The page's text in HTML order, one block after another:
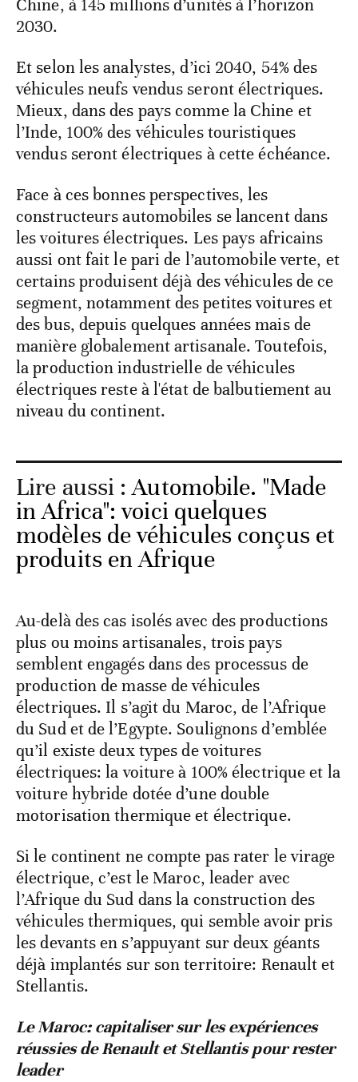
Chine, à 145 millions d’unités à l’horizon
2030.
Et selon les analystes, d’ici 2040, 54% des
véhicules neufs vendus seront électriques.
Mieux, dans des pays comme la Chine et
l’Inde, 100% des véhicules touristiques
vendus seront électriques à cette échéance.
Face à ces bonnes perspectives, les
constructeurs automobiles se lancent dans
les voitures électriques. Les pays africains
aussi ont fait le pari de l’automobile verte, et
certains produisent déjà des véhicules de ce
segment, notamment des petites voitures et
des bus, depuis quelques années mais de
manière globalement artisanale. Toutefois,
la production industrielle de véhicules
électriques reste à l'état de balbutiement au
niveau du continent.
Lire aussi :Automobile. "Made
in Africa": voici quelques
modèles de véhicules conçus et
produits en Afrique
Au-delà des cas isolés avec des productions
plus ou moins artisanales, trois pays
semblent engagés dans des processus de
production de masse de véhicules
électriques. Il s’agit du Maroc, de l’Afrique
du Sud et de l’Egypte. Soulignons d’emblée
qu’il existe deux types de voitures
électriques: la voiture à 100% électrique et la
voiture hybride dotée d’une double
motorisation thermique et électrique.
Si le continent ne compte pas rater le virage
électrique, c’est le Maroc, leader avec
l’Afrique du Sud dans la construction des
véhicules thermiques, qui semble avoir pris
les devants en s’appuyant sur deux géants
déjà implantés sur son territoire: Renault et
Stellantis.
Le Maroc: capitaliser sur les expériences
réussies de Renault et Stellantis pour rester
leader